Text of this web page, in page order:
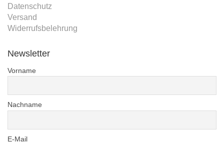
Datenschutz
Versand
Widerrufsbelehrung
Newsletter
Vorname
Nachname
E-Mail